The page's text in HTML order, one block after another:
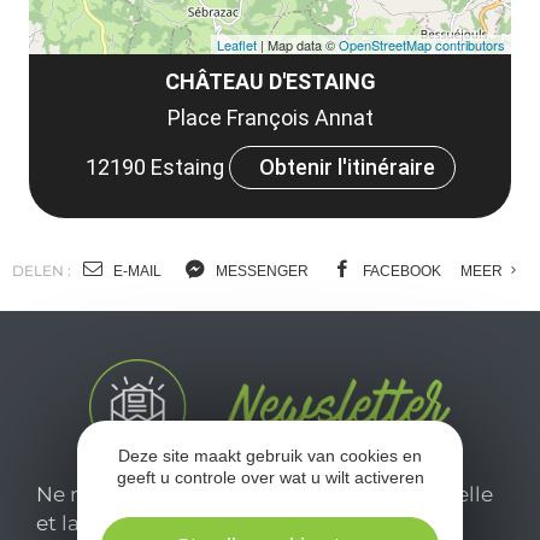
CHÂTEAU D'ESTAING
Place François Annat
12190 Estaing
Obtenir l'itinéraire
Leaflet| Map data ©OpenStreetMap contributors
DELEN : E-MAIL MESSENGER FACEBOOK MEER
Ne manquez pas notre newsletter mensuelle
et laissez-vous inspirer pour profiter
Deze site maakt gebruik van cookies en
geeft u controle over wat u wilt activeren